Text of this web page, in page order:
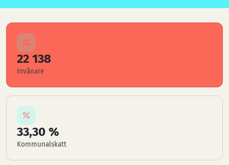
22 138
Invånare
33,30 %
Kommunalskatt